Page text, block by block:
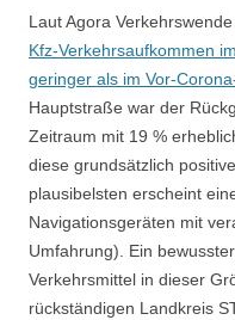
Laut Agora
Kfz-Verkehrsaufkommen
geringer als im Vor-
Hauptstraße war der
Zeitraum mit 19 %
diese grundsätzlich
plausibelsten erscheint
Navigationsgeräten mit
Umfahrung). Ein
Verkehrsmittel in dieser
rückständigen Landkreis